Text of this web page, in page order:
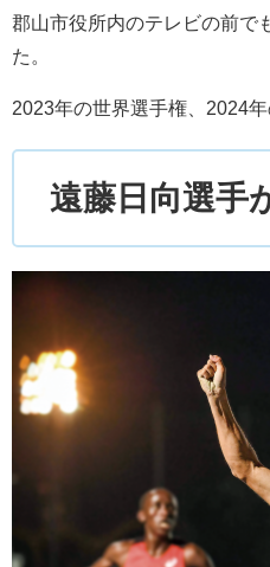
郡山市役所内のテレビの前で
た。
2023年の世界選手権、2024
遠藤日向選手